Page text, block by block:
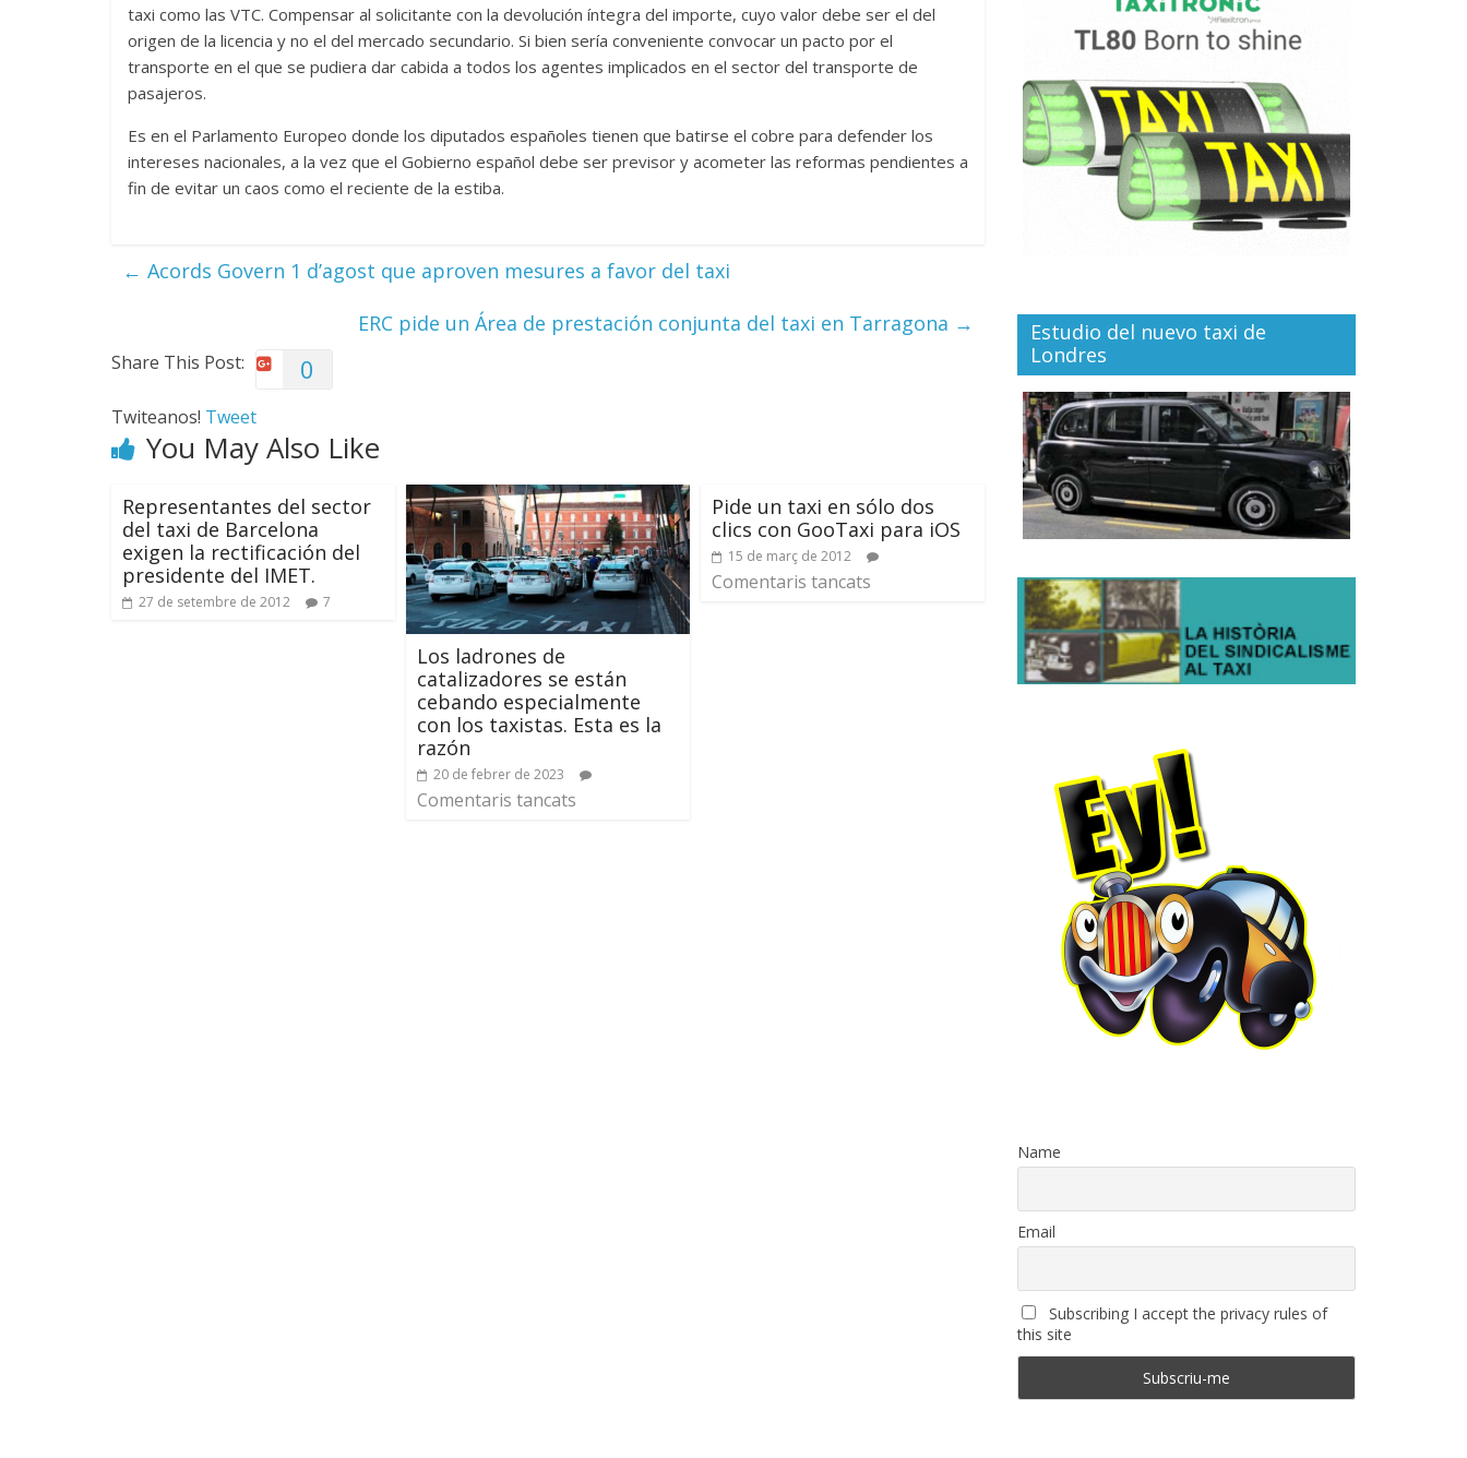
taxi como las VTC. Compensar al solicitante con la devolución íntegra del importe, cuyo valor debe ser el del
origen de la licencia y no el del mercado secundario. Si bien sería conveniente convocar un pacto por el
transporte en el que se pudiera dar cabida a todos los agentes implicados en el sector del transporte de
pasajeros.
Es en el Parlamento Europeo donde los diputados españoles tienen que batirse el cobre para defender los
intereses nacionales, a la vez que el Gobierno español debe ser previsor y acometer las reformas pendientes a
fin de evitar un caos como el reciente de la estiba.
← Acords Govern 1 d’agost que aproven mesures a favor del taxi
ERC pide un Área de prestación conjunta del taxi en Tarragona →
Share This Post: 0
Twiteanos! Tweet
You May Also Like
Representantes del sector
del taxi de Barcelona
exigen la rectificación del
presidente del IMET.
27 de setembre de 2012 7
Los ladrones de
catalizadores se están
cebando especialmente
con los taxistas. Esta es la
razón
20 de febrer de 2023
Comentaris tancats
Pide un taxi en sólo dos
clics con GooTaxi para iOS
15 de març de 2012
Comentaris tancats
Estudio del nuevo taxi de
Londres
Name
Email
Subscribing I accept the privacy rules of
this site